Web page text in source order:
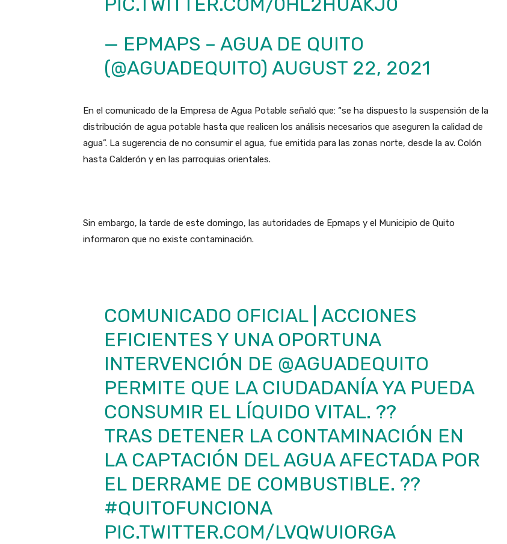
— EPMAPS – AGUA DE QUITO
(@AGUADEQUITO) AUGUST 22, 2021
En el comunicado de la Empresa de Agua Potable señaló que: “se ha dispuesto la suspensión de la
distribución de agua potable hasta que realicen los análisis necesarios que aseguren la calidad de
agua”. La sugerencia de no consumir el agua, fue emitida para las zonas norte, desde la av. Colón
hasta Calderón y en las parroquias orientales.
Sin embargo, la tarde de este domingo, las autoridades de Epmaps y el Municipio de Quito
informaron que no existe contaminación.
COMUNICADO OFICIAL | ACCIONES
EFICIENTES Y UNA OPORTUNA
INTERVENCIÓN DE @AGUADEQUITO
PERMITE QUE LA CIUDADANÍA YA PUEDA
CONSUMIR EL LÍQUIDO VITAL. ??
TRAS DETENER LA CONTAMINACIÓN EN
LA CAPTACIÓN DEL AGUA AFECTADA POR
EL DERRAME DE COMBUSTIBLE. ??
#QUITOFUNCIONA
PIC.TWITTER.COM/LVQWUIORGA